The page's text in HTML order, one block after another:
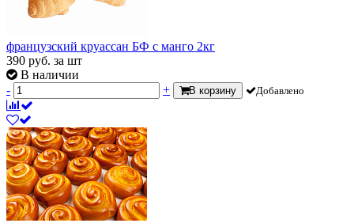
французский круассан БФ с манго 2кг
390 руб. за шт
В наличии
-
+ В корзину Добавлено